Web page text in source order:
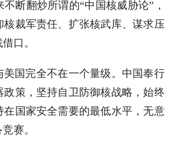
断翻炒所谓的“中国核威胁论”，
核裁军责任、扩张核武库、谋求压
口。
美国完全不在一个量级。中国奉行
政策，坚持自卫防御核战略，始终
在国家安全需要的最低水平，无意
赛。